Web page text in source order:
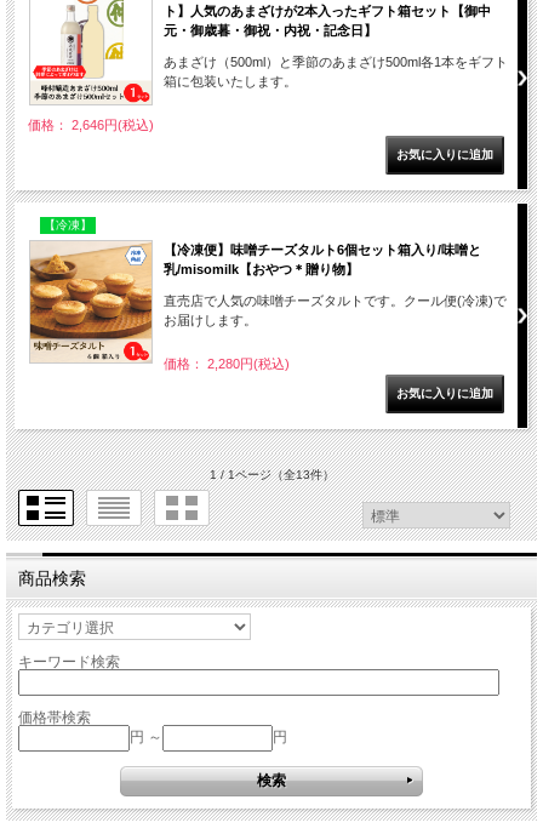
ト】人気のあまざけが2本入ったギフト箱セット【御中
元・御歳暮・御祝・内祝・記念日】
あまざけ（500ml）と季節のあまざけ500ml各1本をギフト
箱に包装いたします。
価格： 2,646円(税込)
【冷凍】
【冷凍便】味噌チーズタルト6個セット箱入り/味噌と
乳/misomilk【おやつ＊贈り物】
直売店で人気の味噌チーズタルトです。クール便(冷凍)で
お届けします。
価格： 2,280円(税込)
1 / 1ページ（全13件）
商品検索
キーワード検索
価格帯検索
円 ～
円